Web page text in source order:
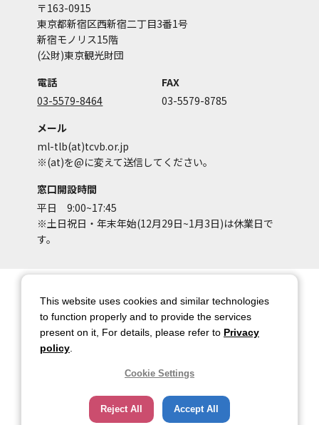
〒163-0915
東京都新宿区西新宿二丁目3番1号
新宿モノリス15階
(公財)東京観光財団
電話
03-5579-8464
FAX
03-5579-8785
メール
ml-tlb(at)tcvb.or.jp
※(at)を@に変えて送信してください。
窓口開設時間
平日 9:00~17:45
※土日祝日・年末年始(12月29日~1月3日)は休業日で
す。
アカウントポリシー
個人情報保護方針
著作権について
お問い合わせ
都庁総合ページへのリンク
トップページ
This website uses cookies and similar technologies
to function properly and to provide the services
present on it, For details, please refer to Privacy
policy
Cookie Settings
Reject All Accept All